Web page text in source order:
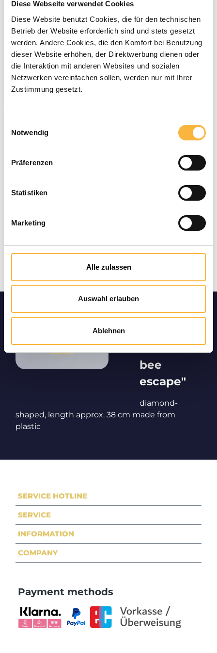
Diese Webseite verwendet Cookies
Diese Website benutzt Cookies, die für den technischen
Betrieb der Website erforderlich sind und stets gesetzt
werden. Andere Cookies, die den Komfort bei Benutzung
dieser Website erhöhen, der Direktwerbung dienen oder
die Interaktion mit anderen Websites und sozialen
Netzwerken vereinfachen sollen, werden nur mit Ihrer
Zustimmung gesetzt.
Notwendig
Präferenzen
Statistiken
Marketing
Alle zulassen
Auswahl erlauben
Ablehnen
Prices incl. VAT plus shipping costs
Available within the specified delivery
time
Payment types
Product
n "Tunnel
bee
escape"
diamond-
shaped, length approx. 38 cm made from
plastic
SERVICE HOTLINE
SERVICE
INFORMATION
COMPANY
Payment methods